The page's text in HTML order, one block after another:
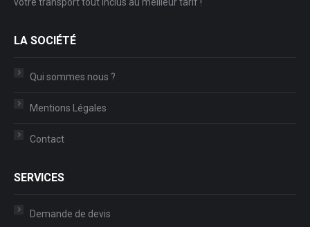
LA SOCIÉTÉ
Qui sommes nous ?
Mentions Légales
Contact
SERVICES
Demande de devis